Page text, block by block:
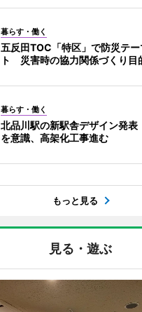
暮らす・働く
五反田TOC「特区」で防災テ
ト 災害時の協力関係づくり目
暮らす・働く
北品川駅の新駅舎デザイン発
を意識、高架化工事進む
もっと見る
見る・遊ぶ